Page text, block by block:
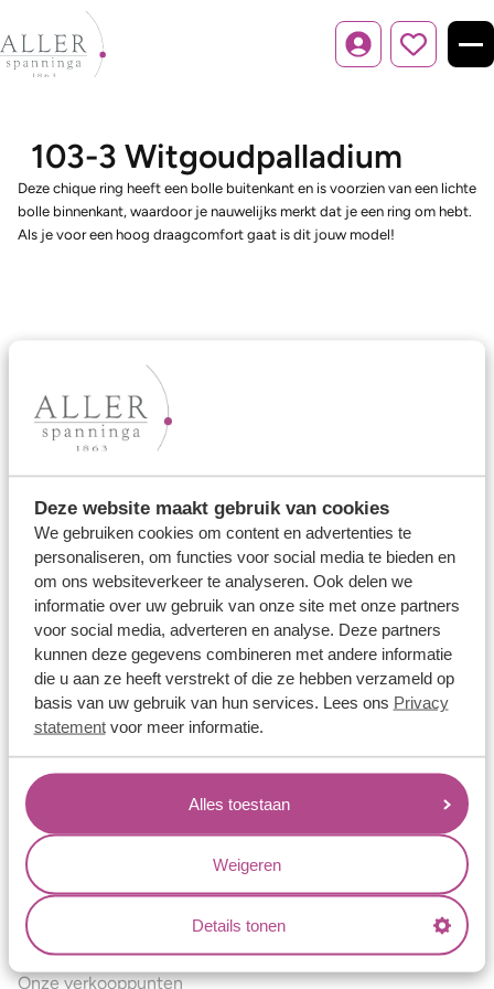
Deze website maakt gebruik van cookies
We gebruiken cookies om content en advertenties te
personaliseren, om functies voor social media te bieden en
om ons websiteverkeer te analyseren. Ook delen we
informatie over uw gebruik van onze site met onze partners
voor social media, adverteren en analyse. Deze partners
kunnen deze gegevens combineren met andere informatie
die u aan ze heeft verstrekt of die ze hebben verzameld op
basis van uw gebruik van hun services. Lees ons Privacy
statementvoor meer informatie.
Alles toestaan
Weigeren
Details tonen
Inloggen
103-3 Witgoudpalladium
Deze chique ring heeft een bolle buitenkant en is voorzien van een lichte
bolle binnenkant, waardoor je nauwelijks merkt dat je een ring om hebt.
Als je voor een hoog draagcomfort gaat is dit jouw model!
Ons aanbod
Trouwringen
Verlovingsringen
Vriendschapsringen
Over ons
Aller Spanninga
Historie
Certificaten
Blogs
Jouw voordelen
Conflictvrije Materialen
Oneindig veel mogelijkheden
Kwaliteit
Juweliers & Contact
Onze verkooppunten